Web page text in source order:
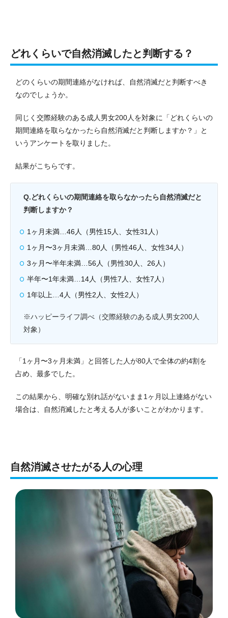
どれくらいで自然消滅したと判断する？
どのくらいの期間連絡がなければ、自然消滅だと判断すべき
なのでしょうか。
同じく交際経験のある成人男女200人を対象に「どれくらいの
期間連絡を取らなかったら自然消滅だと判断しますか？」と
いうアンケートを取りました。
結果がこちらです。
Q.どれくらいの期間連絡を取らなかったら自然消滅だと
判断しますか？
1ヶ月未満…46人（男性15人、女性31人）
1ヶ月〜3ヶ月未満…80人（男性46人、女性34人）
3ヶ月〜半年未満…56人（男性30人、26人）
半年〜1年未満…14人（男性7人、女性7人）
1年以上…4人（男性2人、女性2人）
※ハッピーライフ調べ（交際経験のある成人男女200人
対象）
「1ヶ月〜3ヶ月未満」と回答した人が80人で全体の約4割を
占め、最多でした。
この結果から、明確な別れ話がないまま1ヶ月以上連絡がない
場合は、自然消滅したと考える人が多いことがわかります。
自然消滅させたがる人の心理